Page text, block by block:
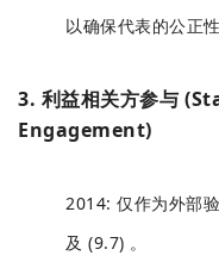
以确保代表的公正
3. 利益相关方参与
Engagement)
2014: 仅作为外部
及 (9.7) 。